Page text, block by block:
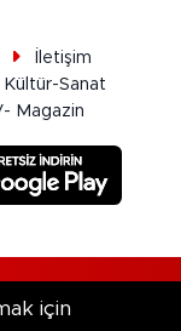
İletişim
Kültür-Sanat
Magazin
saklıdır.
için